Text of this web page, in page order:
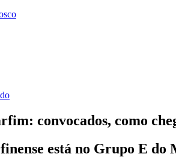
convocados, como
está no Grupo E